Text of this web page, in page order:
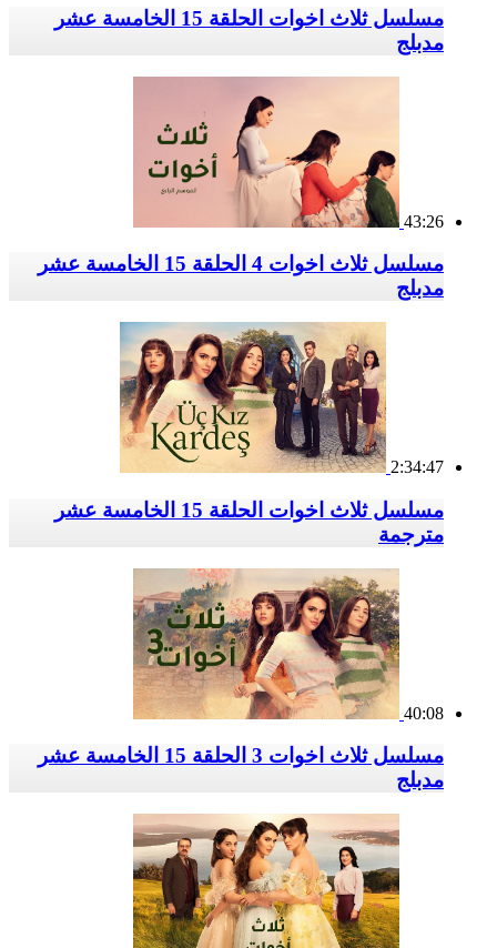
مسلسل ثلاث اخوات الحلقة 15 الخامسة عشر
مدبلج
43:26
مسلسل ثلاث اخوات 4 الحلقة 15 الخامسة عشر
مدبلج
2:34:47
مسلسل ثلاث اخوات الحلقة 15 الخامسة عشر
مترجمة
40:08
مسلسل ثلاث اخوات 3 الحلقة 15 الخامسة عشر
مدبلج